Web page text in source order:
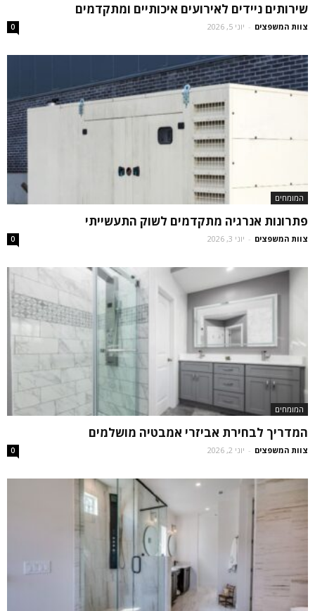
שירותים ניידים לאירועים איכותיים ומתקדמים
צוות המשפצים - יוני 5, 2026 0
המומחים
פתרונות אנרגיה מתקדמים לשוק התעשייתי
צוות המשפצים - יוני 3, 2026 0
המומחים
המדריך לבחירת אביזרי אמבטיה מושלמים
צוות המשפצים - יוני 2, 2026 0